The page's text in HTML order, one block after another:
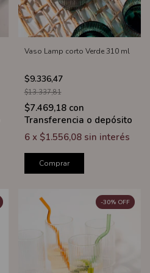
Vaso Lamp corto Verde 310 ml
$9.336,47
$13.337,81
$7.469,18 con
Transferencia o depósito
6 x $1.556,08 sin interés
Comprar
-30% OFF